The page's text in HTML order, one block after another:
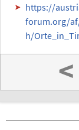
https://
forum.org/
h/
<